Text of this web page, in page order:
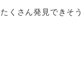
たくさん発見できそう